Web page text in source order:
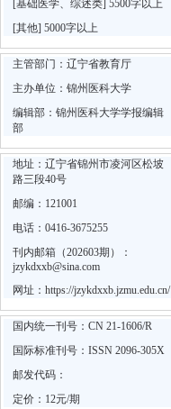
[基础医学、综述类] 5500字以上
[其他] 5000字以上
主管部门：辽宁省教育厅
主办单位：锦州医科大学
编辑部：锦州医科大学学报编辑
部
地址：辽宁省锦州市凌河区松坡
路三段40号
邮编：121001
电话：0416-3675255
刊内邮箱（202603期）：
jzykdxxb@sina.com
网址： https://jzykdxxb.jzmu.edu.cn/
国内统一刊号：CN 21-1606/R
国际标准刊号：ISSN 2096-305X
邮发代码：
定价：12元/期